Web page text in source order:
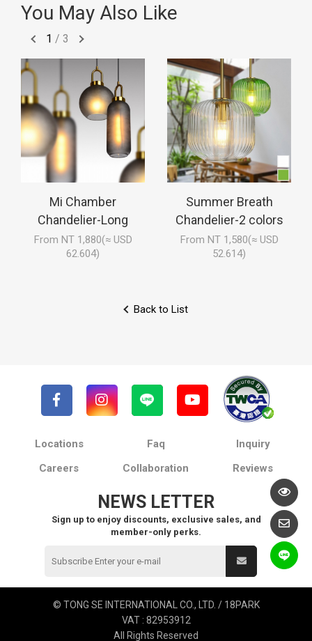
You May Also Like
1 / 3
Mi Chamber
Chandelier-Long
From NT 1,880(≈ USD
62.604)
Summer Breath
Chandelier-2 colors
From NT 1,580(≈ USD
52.614)
Back to List
Locations Faq
Inquiry
Careers
Collaboration Reviews
NEWS LETTER
Sign up to enjoy discounts, exclusive sales, and
member-only perks.
© TONG SE INTERNATIONAL CO., LTD. / 18PARK
VAT : 82953912
All Rights Reserved